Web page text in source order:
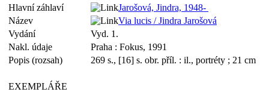
Hlavní záhlaví
Jarošová, Jindra, 1948-
Název
Via lucis / Jindra Jarošová
Vydání
Vyd. 1.
Nakl. údaje
Praha : Fokus, 1991
Popis (rozsah)
269 s., [16] s. obr. příl. : il., portréty ; 21 cm
EXEMPLÁŘE